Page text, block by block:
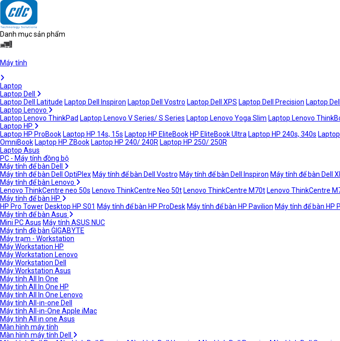
Danh mục sản phẩm
Máy tính
Laptop
Laptop Dell
Laptop Dell Latitude Laptop Dell Inspiron Laptop Dell Vostro Laptop Dell XPS Laptop Dell Precision Laptop
Laptop Lenovo
Laptop Lenovo ThinkPad Laptop Lenovo V Series/ S Series Laptop Lenovo Yoga Slim Laptop Lenovo
Laptop HP
Laptop HP ProBook Laptop HP 14s, 15s Laptop HP EliteBook HP EliteBook Ultra Laptop HP 240s, 340s
OmniBook Laptop HP ZBook Laptop HP 240/ 240R Laptop HP 250/ 250R
Laptop Asus
PC - Máy tính đồng bộ
Máy tính để bàn Dell
Máy tính để bàn Dell OptiPlex Máy tính để bàn Dell Vostro Máy tính để bàn Dell Inspiron Máy tính để bàn Dell
Máy tính để bàn Lenovo
Lenovo ThinkCentre neo 50s Lenovo ThinkCentre Neo 50t Lenovo ThinkCentre M70t Lenovo ThinkCentre
Máy tính để bàn HP
HP Pro Tower Desktop HP S01 Máy tính để bàn HP ProDesk Máy tính để bàn HP Pavilion Máy tính để bàn HP
Máy tính để bàn Asus
Mini PC Asus Máy tính ASUS NUC
Máy tinh đề bàn GIGABYTE
Máy trạm - Workstation
Máy Workstation HP
Máy Workstation Lenovo
Máy Workstation Dell
Máy Workstation Asus
Máy tính All In One
Máy tính All In One HP
Máy tính All In One Lenovo
Máy tính All-in-one Dell
Máy tính All-in-One Apple iMac
Máy tính All in one Asus
Màn hình máy tính
Màn hình máy tính Dell